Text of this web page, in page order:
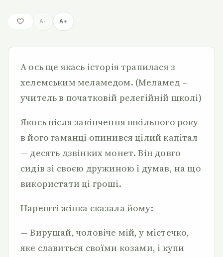
A- A+
А ось ще якась історія трапилася з
хелемським меламедом. (Меламед –
учитель в початковій релегійній школі)
Якось після закінчення шкільного року
в його гаманці опинився цілий капітал
— десять дзвінких монет. Він довго
сидів зі своєю дружиною і думав, на що
використати ці гроші.
Нарешті жінка сказала йому:
— Вирушай, чоловіче мій, у містечко,
яке славиться своїми козами, і купи